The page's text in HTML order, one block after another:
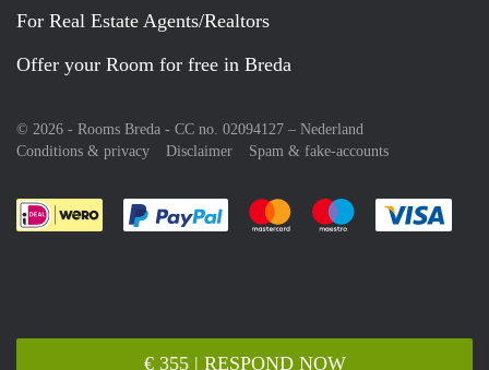
€ 355 | RESPOND NOW
For Real Estate Agents/Realtors
Offer your Room for free in Breda
© 2026 - Rooms Breda - CC no. 02094127 – Nederland
Conditions & privacy
Disclaimer Spam & fake-accounts
Pay easily with :payment method
Pay easily with :payment
Pay easily with